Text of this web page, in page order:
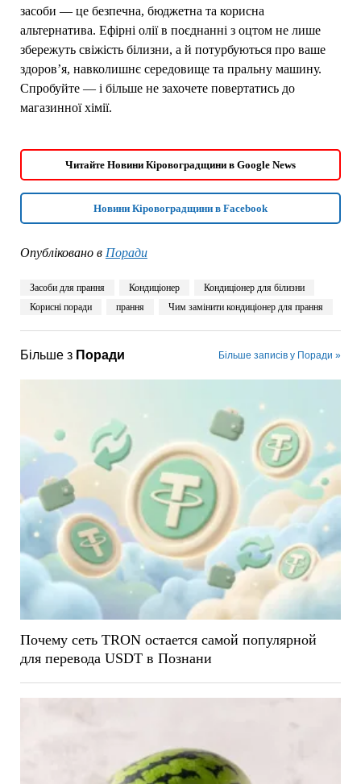
засоби — це безпечна, бюджетна та корисна
альтернатива. Ефірні олії в поєднанні з оцтом не лише
збережуть свіжість білизни, а й потурбуються про ваше
здоров’я, навколишнє середовище та пральну машину.
Спробуйте — і більше не захочете повертатись до
магазинної хімії.
Читайте Новини Кіровоградщини в Google News
Новини Кіровоградщини в Facebook
Опубліковано в Поради
Засоби для прання Кондиціонер
Кондиціонер для білизни
Корисні поради
прання Чим замінити кондиціонер для прання
Більше з Поради Більше записів у Поради »
Почему сеть TRON остается самой популярной
для перевода USDT в Познани